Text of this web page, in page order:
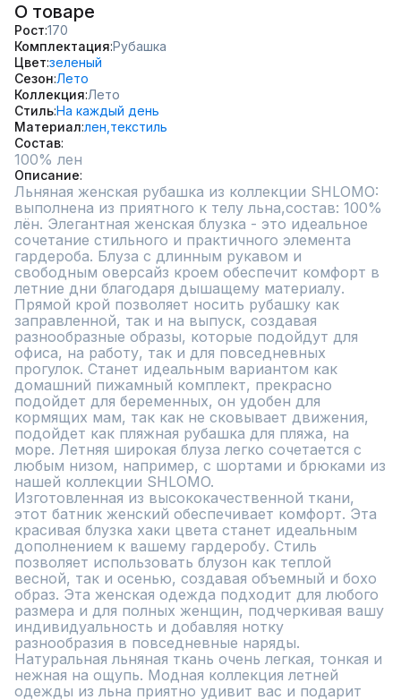
О товаре
Рост 170
Комплектация Рубашка
Цвет зеленый
Сезон Лето
Коллекция Лето
СтильНа каждый день
Материал лен, текстиль
Состав
100% лен
Описание
Льняная женская рубашка из коллекции SHLOMO:
выполнена из приятного к телу льна,состав: 100%
лён. Элегантная женская блузка - это идеальное
сочетание стильного и практичного элемента
гардероба. Блуза с длинным рукавом и
свободным оверсайз кроем обеспечит комфорт в
летние дни благодаря дышащему материалу.
Прямой крой позволяет носить рубашку как
заправленной, так и на выпуск, создавая
разнообразные образы, которые подойдут для
офиса, на работу, так и для повседневных
прогулок. Станет идеальным вариантом как
домашний пижамный комплект, прекрасно
подойдет для беременных, он удобен для
кормящих мам, так как не сковывает движения,
подойдет как пляжная рубашка для пляжа, на
море. Летняя широкая блуза легко сочетается с
любым низом, например, с шортами и брюками из
нашей коллекции SHLOMO.
Изготовленная из высококачественной ткани,
этот батник женский обеспечивает комфорт. Эта
красивая блузка хаки цвета станет идеальным
дополнением к вашему гардеробу. Стиль
позволяет использовать блузон как теплой
весной, так и осенью, создавая объемный и бохо
образ. Эта женская одежда подходит для любого
размера и для полных женщин, подчеркивая вашу
индивидуальность и добавляя нотку
разнообразия в повседневные наряды.
Натуральная льняная ткань очень легкая, тонкая и
нежная на ощупь. Модная коллекция летней
одежды из льна приятно удивит вас и подарит